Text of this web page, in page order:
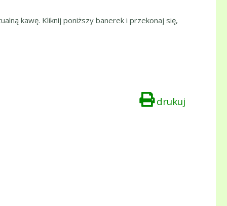
kawę. Kliknij poniższy banerek i przekonaj się,
drukuj